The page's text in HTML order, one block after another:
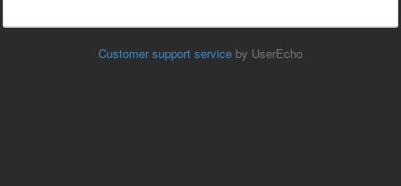
Customer support service by UserEcho